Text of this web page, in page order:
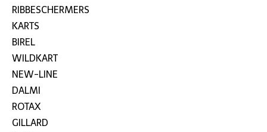
RIBBESCHERMERS
KARTS
BIREL
WILDKART
NEW-LINE
DALMI
ROTAX
GILLARD